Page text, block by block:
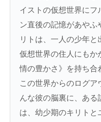
イストの仮想世界にフ
ン直後の記憶があやふ
リトは、一人の少年
仮想世界の住人にもか
情の豊かさ》を持ち合
この世界からのログ
んな彼の脳裏に、あ
は、幼少期のキリトと